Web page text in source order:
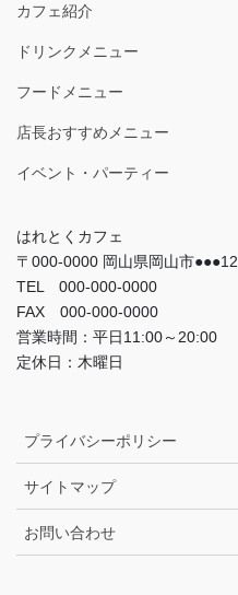
カフェ紹介
ドリンクメニュー
フードメニュー
店長おすすめメニュー
イベント・パーティー
はれとくカフェ
〒000-0000 岡山県岡山市
TEL 000-000-0000
FAX 000-000-0000
営業時間：平日11:00～20:00
定休日：木曜日
プライバシーポリシー
サイトマップ
お問い合わせ